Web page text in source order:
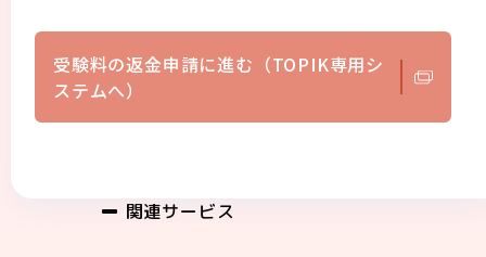
関連サービス
受験料の返金申請に進む（TOPIK専用シ
ステムへ）